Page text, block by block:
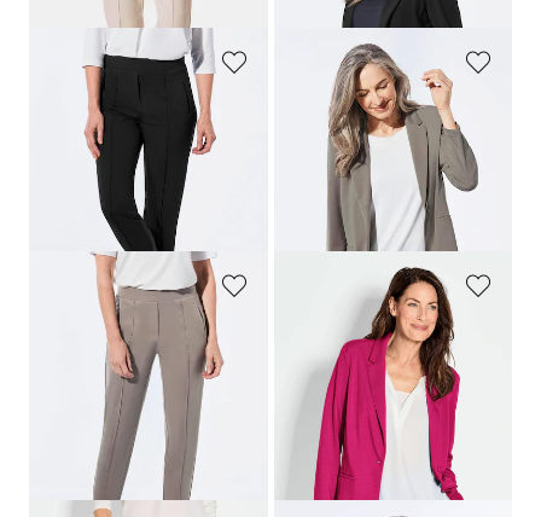
GOLDNER
Wijde broek SARA van viscose-jersey
139,95 €
GOLDNER
119,95 €169,95 €
+ 4
Laagste prijs van de afgelopen 30
dagen**: 139,95 €
(-14%)
Wijde broek SARA van viscose-jersey
139,95 €
Laagste prijs van de afgelopen 30
dagen**: 119,95 €
(-16%)
119,95 €169,95 €
+ 4
Laagste prijs van de afgelopen 30
dagen**: 139,95 €
(-14%)